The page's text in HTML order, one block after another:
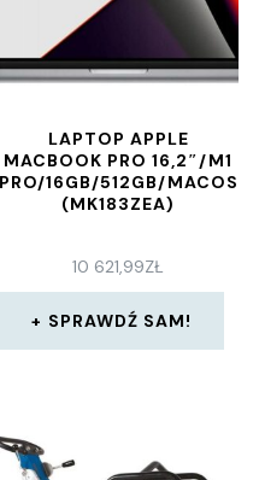
LAPTOP APPLE
MACBOOK PRO 16,2″/M1
PRO/16GB/512GB/MACOS
(MK183ZEA)
10 621,99ZŁ
SPRAWDŹ SAM!